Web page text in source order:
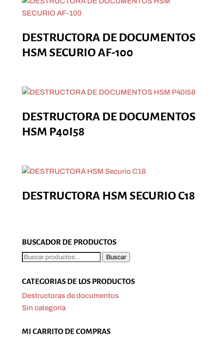
DESTRUCTORA DE DOCUMENTOS
HSM SECURIO AF-100
DESTRUCTORA DE DOCUMENTOS
HSM P40I58
DESTRUCTORA HSM SECURIO C18
BUSCADOR DE PRODUCTOS
Buscar
por:
Buscar
CATEGORIAS DE LOS PRODUCTOS
Destructoras de documentos
Sin categoría
MI CARRITO DE COMPRAS